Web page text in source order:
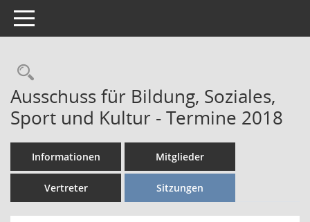
Toggle navigation
Rechercheauswahl
Ausschuss für Bildung, Soziales,
Sport und Kultur - Termine 2018
Informationen Mitglieder
Vertreter Sitzungen